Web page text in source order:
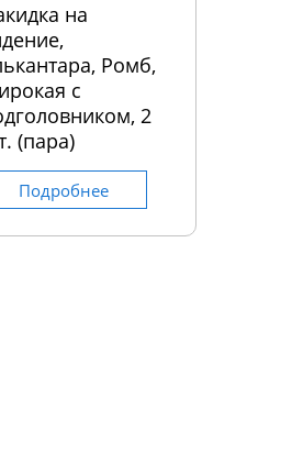
на
Ромб,
с
2
(пара)
Подробнее